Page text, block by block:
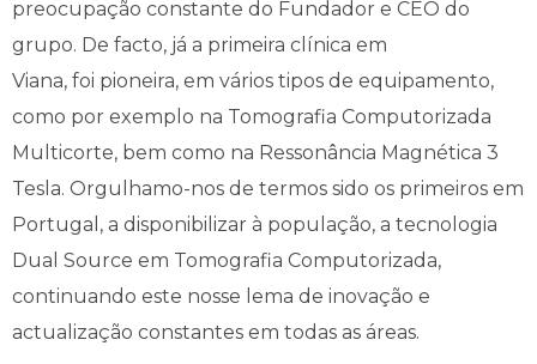
preocupação constante do Fundador e CEO do
grupo. De facto, já a primeira clínica em
Viana, foi pioneira, em vários tipos de equipamento,
como por exemplo na Tomografia Computorizada
Multicorte, bem como na Ressonância Magnética 3
Tesla. Orgulhamo-nos de termos sido os primeiros em
Portugal, a disponibilizar à população, a tecnologia
Dual Source em Tomografia Computorizada,
continuando este nosse lema de inovação e
actualização constantes em todas as áreas.